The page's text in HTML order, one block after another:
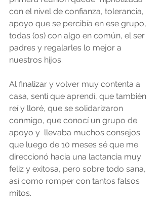
con el nivel de confianza, tolerancia,
apoyo que se percibía en ese grupo,
todas (os) con algo en común, el ser
padres y regalarles lo mejor a
nuestros hijos.
Al finalizar y volver muy contenta a
casa, sentí que aprendí, que también
reí y lloré, que se solidarizaron
conmigo, que conocí un grupo de
apoyo y  llevaba muchos consejos
que luego de 10 meses sé que me
direccionó hacia una lactancia muy
feliz y exitosa, pero sobre todo sana,
así como romper con tantos falsos
mitos.